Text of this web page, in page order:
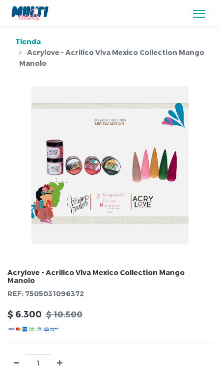
Tienda
Acrylove - Acrilico Viva Mexico Collection Mango
Manolo
Acrylove - Acrilico Viva Mexico Collection Mango
Manolo
REF: 7505031096372
$ 6.300 $10.500